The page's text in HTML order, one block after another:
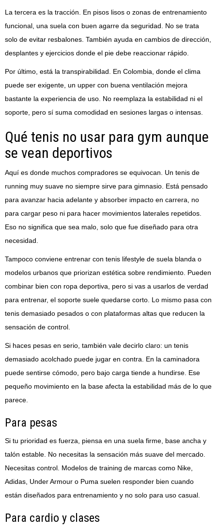
La tercera es la tracción. En pisos lisos o zonas de entrenamiento
funcional, una suela con buen agarre da seguridad. No se trata
solo de evitar resbalones. También ayuda en cambios de dirección,
desplantes y ejercicios donde el pie debe reaccionar rápido.
Por último, está la transpirabilidad. En Colombia, donde el clima
puede ser exigente, un upper con buena ventilación mejora
bastante la experiencia de uso. No reemplaza la estabilidad ni el
soporte, pero sí suma comodidad en sesiones largas o intensas.
Qué tenis no usar para gym aunque
se vean deportivos
Aquí es donde muchos compradores se equivocan. Un tenis de
running muy suave no siempre sirve para gimnasio. Está pensado
para avanzar hacia adelante y absorber impacto en carrera, no
para cargar peso ni para hacer movimientos laterales repetidos.
Eso no significa que sea malo, solo que fue diseñado para otra
necesidad.
Tampoco conviene entrenar con tenis lifestyle de suela blanda o
modelos urbanos que priorizan estética sobre rendimiento. Pueden
combinar bien con ropa deportiva, pero si vas a usarlos de verdad
para entrenar, el soporte suele quedarse corto. Lo mismo pasa con
tenis demasiado pesados o con plataformas altas que reducen la
sensación de control.
Si haces pesas en serio, también vale decirlo claro: un tenis
demasiado acolchado puede jugar en contra. En la caminadora
puede sentirse cómodo, pero bajo carga tiende a hundirse. Ese
pequeño movimiento en la base afecta la estabilidad más de lo que
parece.
Para pesas
Si tu prioridad es fuerza, piensa en una suela firme, base ancha y
talón estable. No necesitas la sensación más suave del mercado.
Necesitas control. Modelos de training de marcas como Nike,
Adidas, Under Armour o Puma suelen responder bien cuando
están diseñados para entrenamiento y no solo para uso casual.
Para cardio y clases